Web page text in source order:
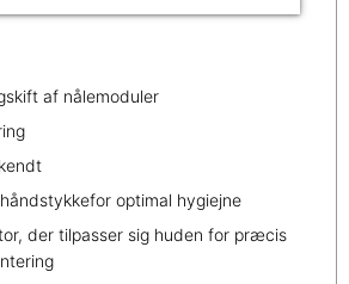
af nålemoduler
optimal hygiejne
der tilpasser sig huden for præcis